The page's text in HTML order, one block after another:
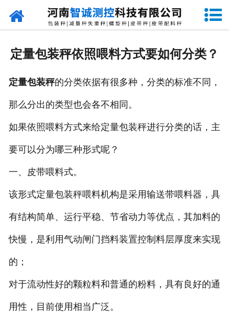
网站首页
联系我们
定量包装秤依照喂料方式要如何分类？
定量包装秤的分类依据有很多种，分类的标准不同，
那么分出的类型也会各不相同。
如果依照喂料方式来给定量包装秤进行分类的话，主
要可以分为哪三种形式呢？
一、皮带喂料式。
该形式定量包装秤喂料机构是采用输送带喂料器，具
有结构简单、运行平稳、节省动力等优点，其加料的
快慢，是利用气动闸门挡料装置控制料层厚度来实现
的；
对于流动性好的颗粒料和普通的粉料，具有良好的通
用性，目前使用相当广泛。